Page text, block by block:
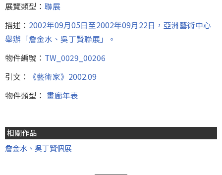
展覽類型： 聯展
描述： 2002年09月05日至2002年09月22日，亞洲藝術中心
舉辦「詹金水、吳丁賢聯展」。
物件編號： TW_0029_00206
引文：
《藝術家》2002.09
物件類型： 畫廊年表
相關作品
詹金水、吳丁賢個展